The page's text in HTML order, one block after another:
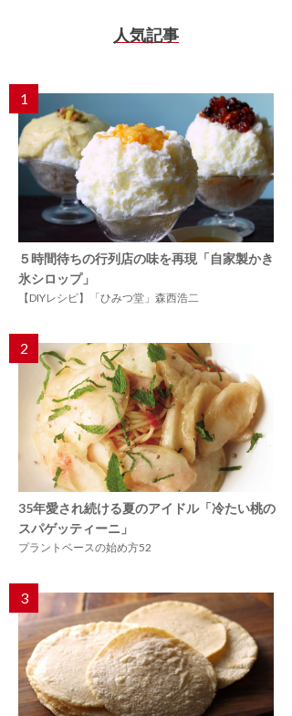
人気記事
1
５時間待ちの行列店の味を再現「自家製かき
氷シロップ」
【DIYレシピ】「ひみつ堂」森西浩二
2
35年愛され続ける夏のアイドル「冷たい桃の
スパゲッティーニ」
プラントベースの始め方52
3